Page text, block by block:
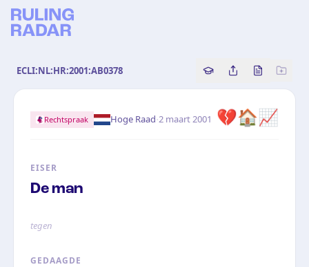
ECLI:NL:HR:2001:AB0378 Copy source
Share this
Bekijk
💔🏠📈
Rechtspraak Hoge Raad·2 maart 2001
EISER
De man
tegen
GEDAAGDE